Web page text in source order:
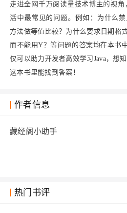
走进全网千万阅读量技术博主的视角
活中最常见的问题。例如：为什么禁
方法做等值比较？为什么要求日期格
而不能用Y？等问题的答案均在本书
仅可以助力开发者高效学习Java，想
这本书里能找到答案！
作者信息
藏经阁小助手
热门书评